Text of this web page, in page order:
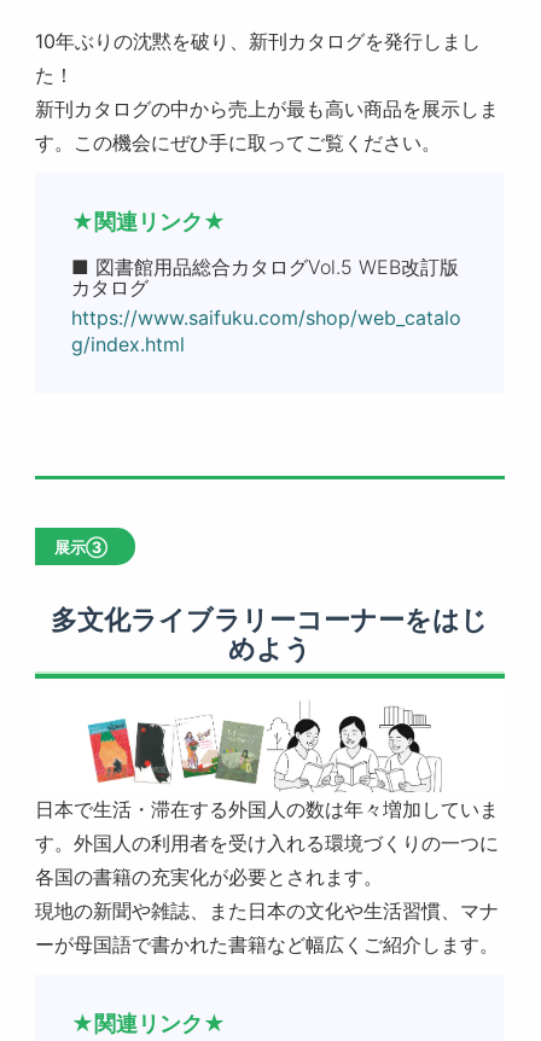
10年ぶりの沈黙を破り、新刊カタログを発行しまし
た！
新刊カタログの中から売上が最も高い商品を展示しま
す。この機会にぜひ手に取ってご覧ください。
★関連リンク★
■ 図書館用品総合カタログVol.5 WEB改訂版
カタログ
https://www.saifuku.com/shop/web_catalo
g/index.html
展示③
多文化ライブラリーコーナーをはじ
めよう
日本で生活・滞在する外国人の数は年々増加していま
す。外国人の利用者を受け入れる環境づくりの一つに
各国の書籍の充実化が必要とされます。
現地の新聞や雑誌、また日本の文化や生活習慣、マナ
ーが母国語で書かれた書籍など幅広くご紹介します。
★関連リンク★